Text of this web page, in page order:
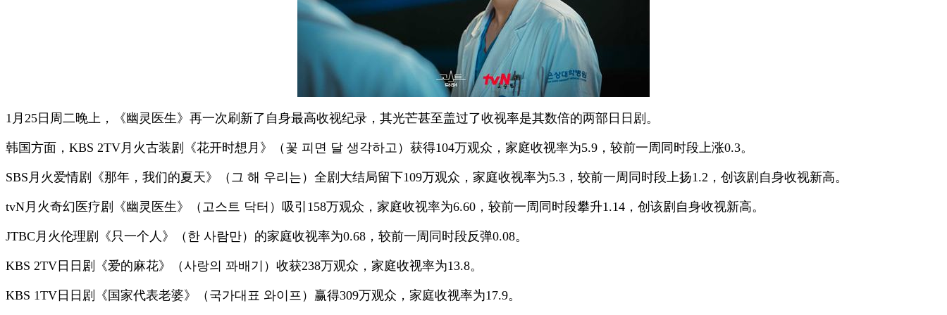
1月25日周二晚上，《幽灵医生》再一次刷新了自身最高收视纪录，其光芒甚至盖过了收视率是其数倍的两部日日剧。
韩国方面，KBS 2TV月火古装剧《花开时想月》（꽃 피면 달 생각하고）获得104万观众，家庭收视率为5.9，较前一周同时段上涨0.3。
SBS月火爱情剧《那年，我们的夏天》（그 해 우리는）全剧大结局留下109万观众，家庭收视率为5.3，较前一周同时段上扬1.2，创该剧自身收视新高。
tvN月火奇幻医疗剧《幽灵医生》（고스트 닥터）吸引158万观众，家庭收视率为6.60，较前一周同时段攀升1.14，创该剧自身收视新高。
JTBC月火伦理剧《只一个人》（한 사람만）的家庭收视率为0.68，较前一周同时段反弹0.08。
KBS 2TV日日剧《爱的麻花》（사랑의 꽈배기）收获238万观众，家庭收视率为13.8。
KBS 1TV日日剧《国家代表老婆》（국가대표 와이프）赢得309万观众，家庭收视率为17.9。